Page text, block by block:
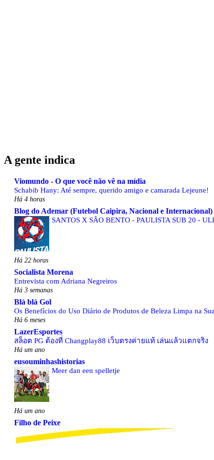
A gente indica
Viomundo - O que você não vê na mídia
Schabib Hany: Até sempre, querido amigo e camarada Lejeune!
Há 4 horas
Blog do Ademar (Futebol Caipira, Nacional e Internacional)
SANTOS X SÃO BENTO - PAULISTA SUB 20 -
Há 22 horas
Socialista Morena
Entrevista com Adriana Negreiros
Há 3 semanas
Blá blá Gol
Os Benefícios do Uso Diário de Produtos de Beleza Limpa na
Há 6 meses
LazerEsportes
สล็อต PG ต้องที่ Changplay88 เว็บตรงค่ายแท้ เล่นแล้วแตกจริง
Há um ano
eusouminhashistorias
Meer dan een spelletje
Há um ano
Filho de Peixe